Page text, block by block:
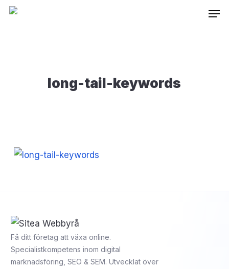
Skip
long-tail-keywords
Få ditt företag att växa online.
Specialistkompetens inom digital
marknadsföring, SEO & SEM. Utvecklat över